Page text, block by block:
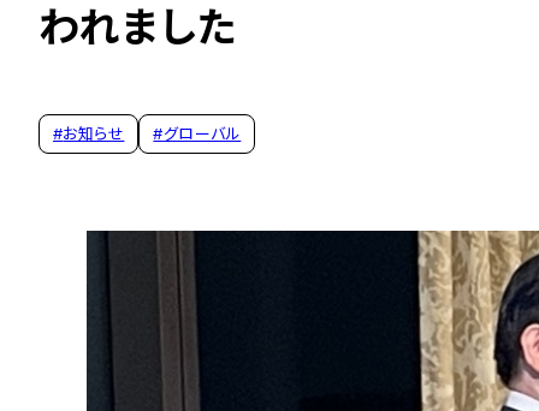
われました
#お知らせ #グローバル